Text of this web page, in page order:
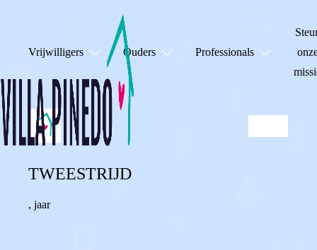
Vrijwilligers Ouders Professionals
TWEESTRIJD
, jaar